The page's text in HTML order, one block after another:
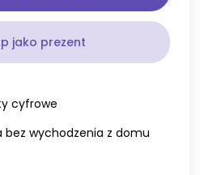
jako prezent
cyfrowe
bez wychodzenia z domu